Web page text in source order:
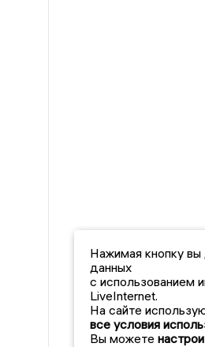
Нажимая кнопку вы
данных
с использованием
LiveInternet.
На сайте
все условия
Вы можете